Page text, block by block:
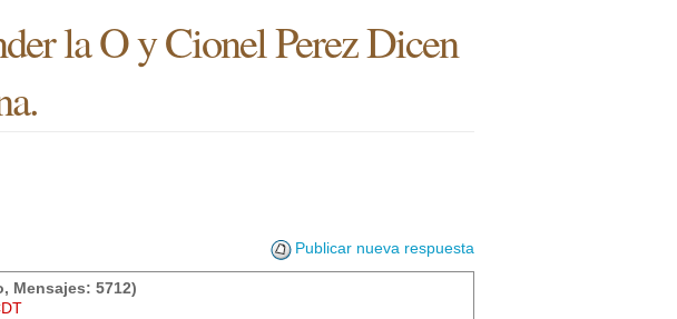
la O y Cionel Perez Dicen
Publicar nueva respuesta
Mensajes: 5712)